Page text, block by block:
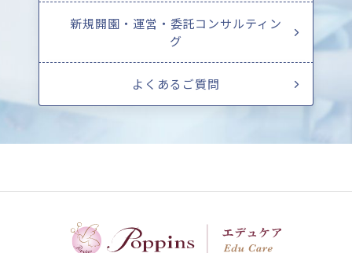
新規開園・運営・委託コンサルティン
グ
よくあるご質問